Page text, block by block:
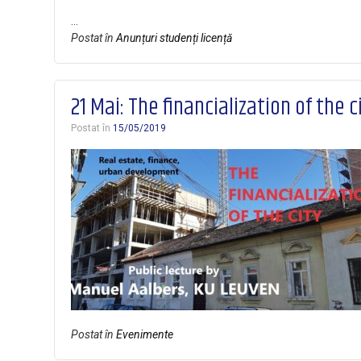
Postat înAnunțuri studenți licență
21 Mai: The financialization of the
Postat în 15/05/2019
Postat înEvenimente